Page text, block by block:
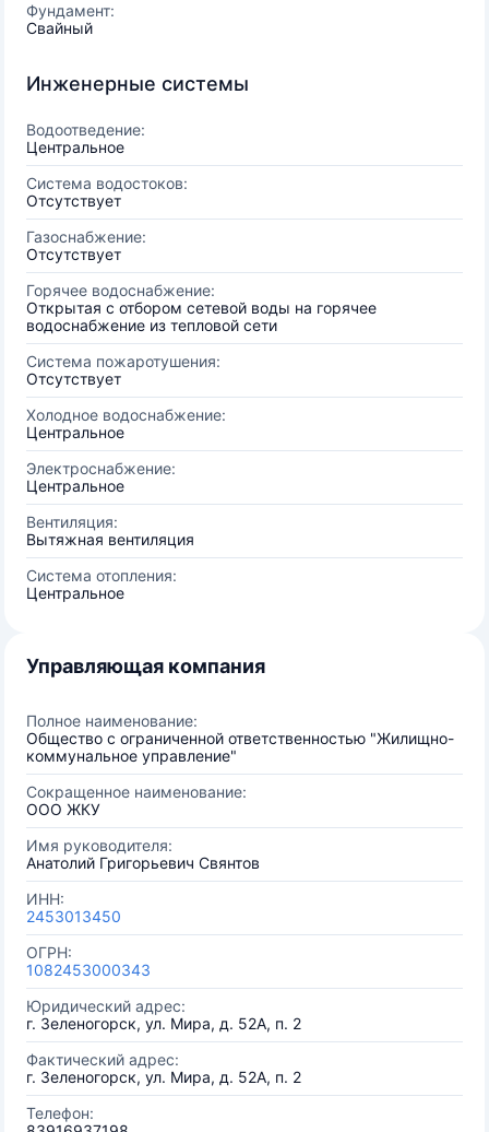
Фундамент:
Свайный
Инженерные системы
Водоотведение:
Центральное
Система водостоков:
Отсутствует
Газоснабжение:
Отсутствует
Горячее водоснабжение:
Открытая с отбором сетевой воды на горячее
водоснабжение из тепловой сети
Система пожаротушения:
Отсутствует
Холодное водоснабжение:
Центральное
Электроснабжение:
Центральное
Вентиляция:
Вытяжная вентиляция
Система отопления:
Центральное
Управляющая компания
Полное наименование:
Общество с ограниченной ответственностью "Жилищно-
коммунальное управление"
Сокращенное наименование:
ООО ЖКУ
Имя руководителя:
Анатолий Григорьевич Свянтов
ИНН:
2453013450
ОГРН:
1082453000343
Юридический адрес:
г. Зеленогорск, ул. Мира, д. 52А, п. 2
Фактический адрес:
г. Зеленогорск, ул. Мира, д. 52А, п. 2
Телефон: